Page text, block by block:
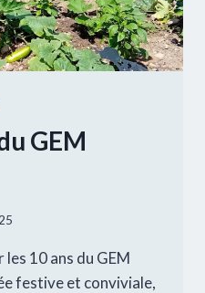
GEM
10 ans du GEM
festive et conviviale,